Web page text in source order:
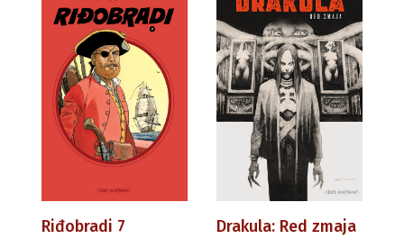
Riđobradi 7 Drakula: Red zmaja